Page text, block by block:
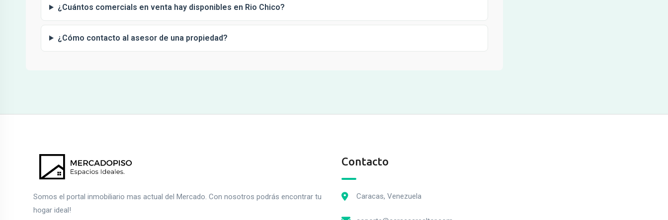
¿Cuántos comercials en venta hay disponibles en Rio Chico?
¿Cómo contacto al asesor de una propiedad?
Somos el portal inmobiliario mas actual del Mercado. Con nosotros podrás encontrar tu
hogar ideal!
Contacto
Caracas, Venezuela